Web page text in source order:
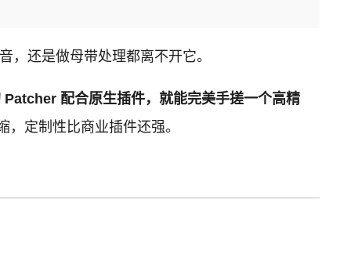
，还是做母带处理都离不开它。
配合原生插件，就能完美手搓一个高精
定制性比商业插件还强。